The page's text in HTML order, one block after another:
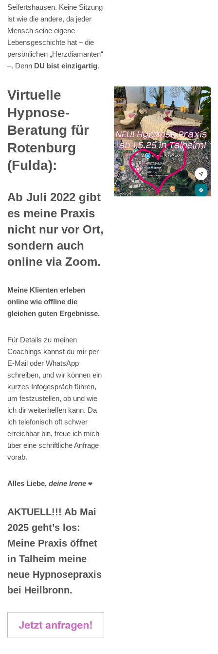
Seifertshausen. Keine Sitzung
ist wie die andere, da jeder
Mensch seine eigene
Lebensgeschichte hat – die
persönlichen „Herzdiamanten“
–. Denn DU bist einzigartig.
Virtuelle
Hypnose-
Beratung für
Rotenburg
(Fulda):
Ab Juli 2022 gibt
es meine Praxis
nicht nur vor Ort,
sondern auch
online via Zoom.
Meine Klienten erleben
online wie offline die
gleichen guten Ergebnisse.
Für Details zu meinen
Coachings kannst du mir per
E-Mail oder WhatsApp
schreiben, und wir können ein
kurzes Infogespräch führen,
um festzustellen, ob und wie
ich dir weiterhelfen kann. Da
ich telefonisch oft schwer
erreichbar bin, freue ich mich
über eine schriftliche Anfrage
vorab.
Alles Liebe, deine Irene ❤️
AKTUELL!!! Ab Mai
2025 geht’s los:
Meine Praxis öffnet
in Talheim meine
neue Hypnosepraxis
bei Heilbronn.